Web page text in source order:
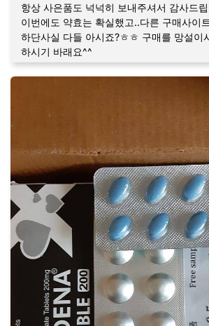
항상 사은품도 넉넉히 보내주셔서 감사드
이번에도 약효는 확실했고..다른 구매사이
하단사실 다들 아시죠?ㅎㅎ 구매를 망설이
하시기 바래요^^